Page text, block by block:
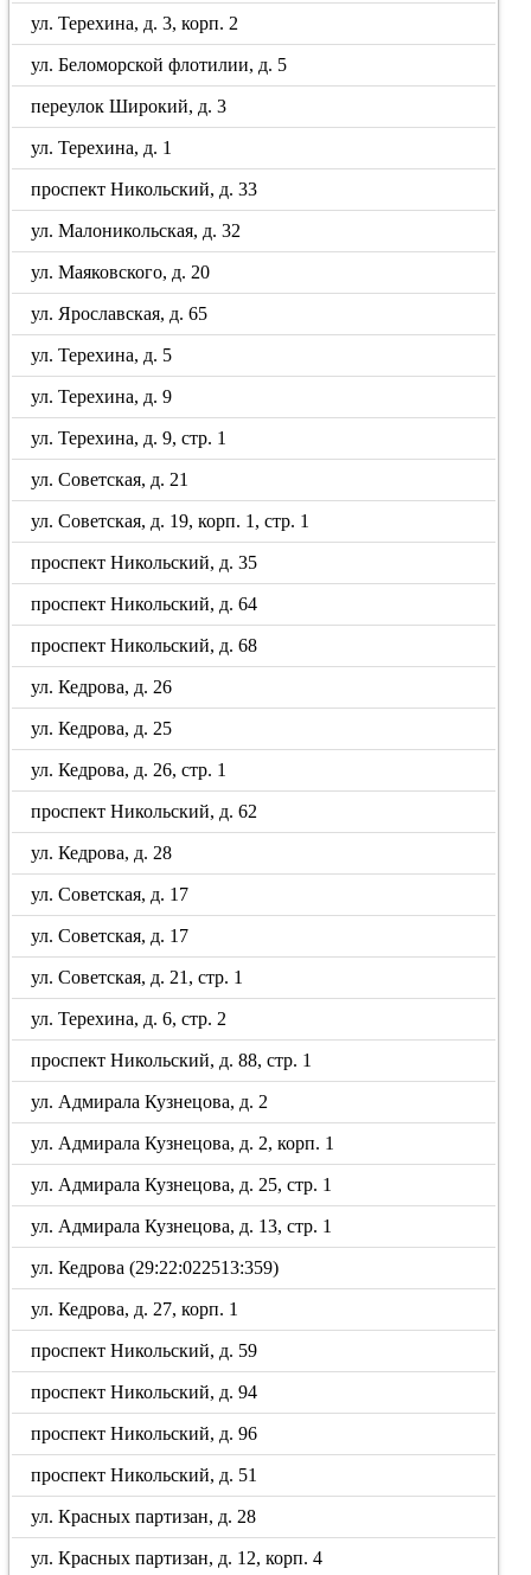
ул. Терехина, д. 3, корп. 2
ул. Беломорской флотилии, д. 5
переулок Широкий, д. 3
ул. Терехина, д. 1
проспект Никольский, д. 33
ул. Малоникольская, д. 32
ул. Маяковского, д. 20
ул. Ярославская, д. 65
ул. Терехина, д. 5
ул. Терехина, д. 9
ул. Терехина, д. 9, стр. 1
ул. Советская, д. 21
ул. Советская, д. 19, корп. 1, стр. 1
проспект Никольский, д. 35
проспект Никольский, д. 64
проспект Никольский, д. 68
ул. Кедрова, д. 26
ул. Кедрова, д. 25
ул. Кедрова, д. 26, стр. 1
проспект Никольский, д. 62
ул. Кедрова, д. 28
ул. Советская, д. 17
ул. Советская, д. 17
ул. Советская, д. 21, стр. 1
ул. Терехина, д. 6, стр. 2
проспект Никольский, д. 88, стр. 1
ул. Адмирала Кузнецова, д. 2
ул. Адмирала Кузнецова, д. 2, корп. 1
ул. Адмирала Кузнецова, д. 25, стр. 1
ул. Адмирала Кузнецова, д. 13, стр. 1
ул. Кедрова (29:22:022513:359)
ул. Кедрова, д. 27, корп. 1
проспект Никольский, д. 59
проспект Никольский, д. 94
проспект Никольский, д. 96
проспект Никольский, д. 51
ул. Красных партизан, д. 28
ул. Красных партизан, д. 12, корп. 4